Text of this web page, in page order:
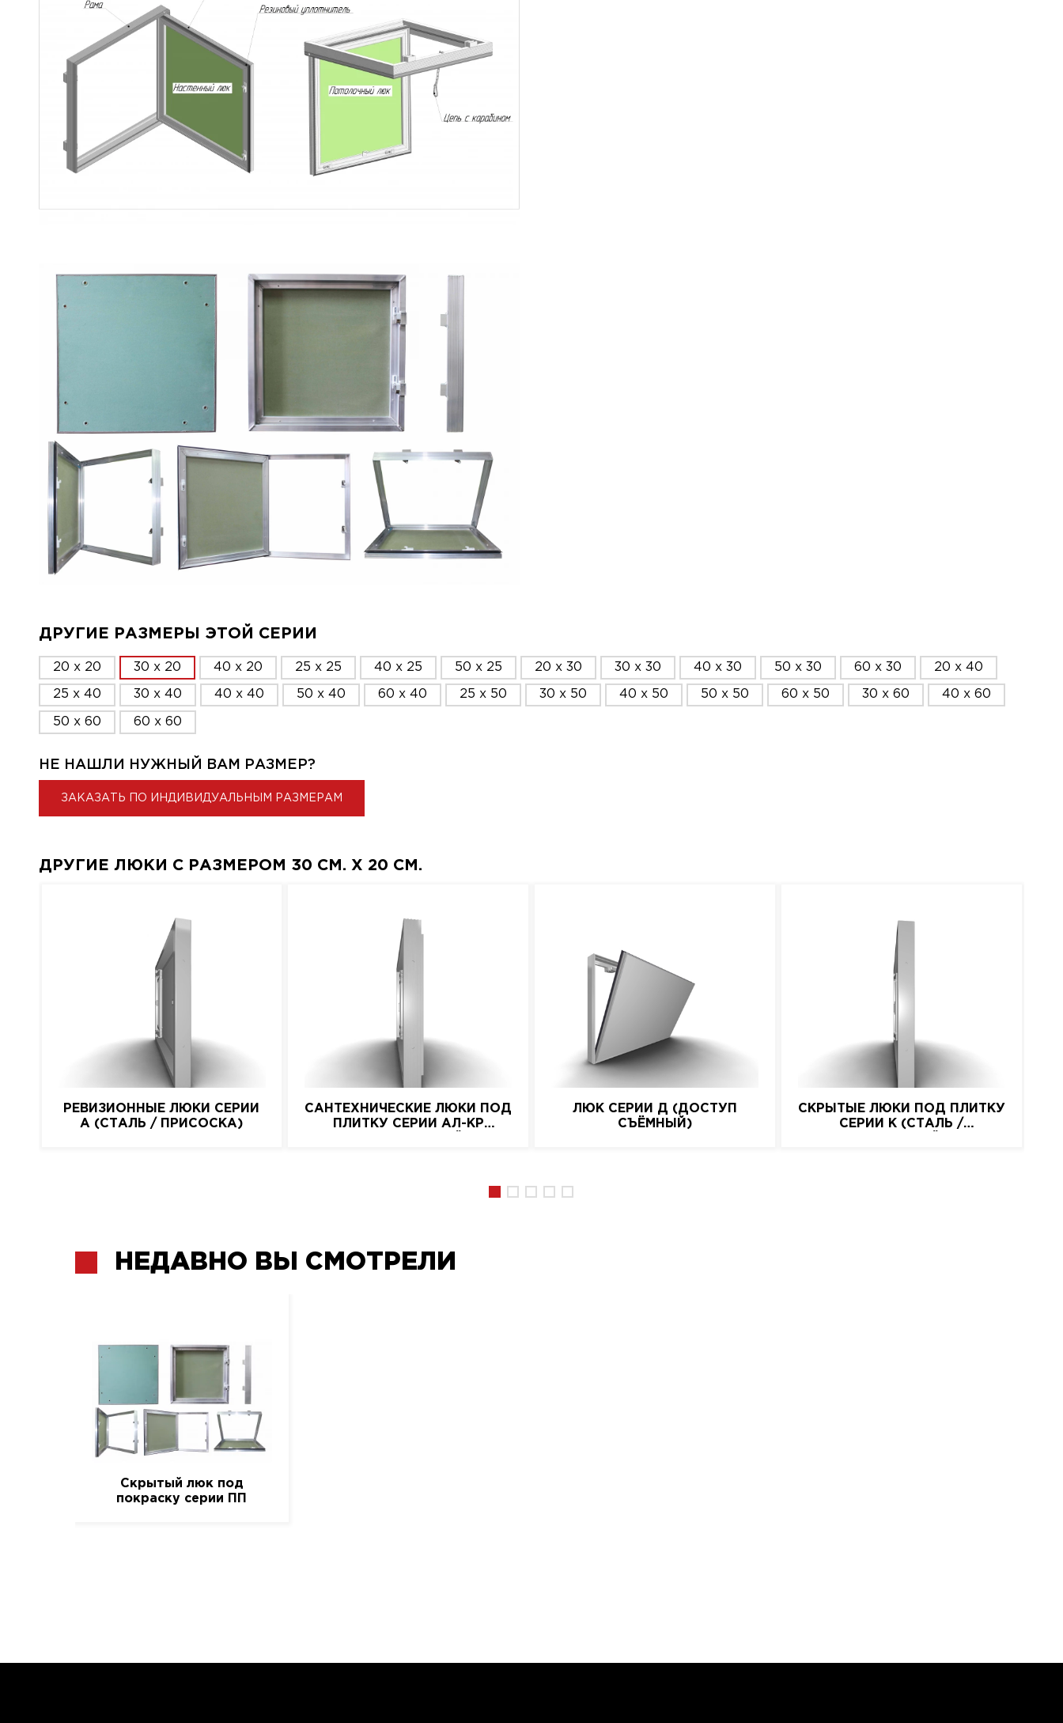
ДРУГИЕ РАЗМЕРЫ ЭТОЙ СЕРИИ
20 x 20 30 x 20 40 x 20 25 x 25 40 x 25 50 x 25 20 x 30 30 x 30 40 x 30 50 x 30 60 x 30 20 x 40
25 x 40 30 x 40 40 x 40 50 x 40 60 x 40 25 x 50 30 x 50 40 x 50 50 x 50 60 x 50 30 x 60 40 x 60
50 x 60 60 x 60
НЕ НАШЛИ НУЖНЫЙ ВАМ РАЗМЕР?
ЗАКАЗАТЬ ПО ИНДИВИДУАЛЬНЫМ РАЗМЕРАМ
ДРУГИЕ ЛЮКИ С РАЗМЕРОМ 30 СМ. X 20 СМ.
РЕВИЗИОННЫЕ ЛЮКИ СЕРИИ
A (СТАЛЬ / ПРИСОСКА)
САНТЕХНИЧЕСКИЕ ЛЮКИ ПОД
ПЛИТКУ СЕРИИ АЛ-КР
ЛЮК СЕРИИ Д (ДОСТУП
СЪЁМНЫЙ)
СКРЫТЫЕ ЛЮКИ ПОД ПЛИТКУ
СЕРИИ K (СТАЛЬ /
НЕДАВНО ВЫ СМОТРЕЛИ
Скрытый люк под
покраску серии ПП